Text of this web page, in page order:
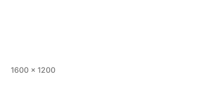
Vollständige
1600 × 1200